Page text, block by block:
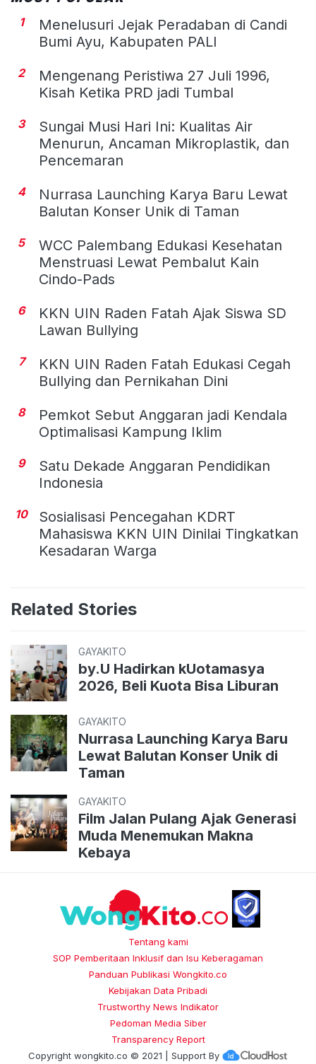
1
Menelusuri Jejak Peradaban di Candi
Bumi Ayu, Kabupaten PALI
2
Mengenang Peristiwa 27 Juli 1996,
Kisah Ketika PRD jadi Tumbal
3
Sungai Musi Hari Ini: Kualitas Air
Menurun, Ancaman Mikroplastik, dan
Pencemaran
4
Nurrasa Launching Karya Baru Lewat
Balutan Konser Unik di Taman
5
WCC Palembang Edukasi Kesehatan
Menstruasi Lewat Pembalut Kain
Cindo-Pads
6
KKN UIN Raden Fatah Ajak Siswa SD
Lawan Bullying
7
KKN UIN Raden Fatah Edukasi Cegah
Bullying dan Pernikahan Dini
8
Pemkot Sebut Anggaran jadi Kendala
Optimalisasi Kampung Iklim
9
Satu Dekade Anggaran Pendidikan
Indonesia
10
Sosialisasi Pencegahan KDRT
Mahasiswa KKN UIN Dinilai Tingkatkan
Kesadaran Warga
Related Stories
GAYAKITO
by.U Hadirkan kUotamasya
2026, Beli Kuota Bisa Liburan
GAYAKITO
Nurrasa Launching Karya Baru
Lewat Balutan Konser Unik di
Taman
GAYAKITO
Film Jalan Pulang Ajak Generasi
Muda Menemukan Makna
Kebaya
Tentang kami
SOP Pemberitaan Inklusif dan Isu Keberagaman
Panduan Publikasi Wongkito.co
Kebijakan Data Pribadi
Trustworthy News Indikator
Pedoman Media Siber
Transparency Report
Copyright wongkito.co © 2021 | Support By